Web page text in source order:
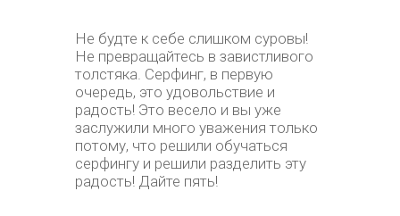
Не будте к себе слишком суровы!
Не превращайтесь в завистливого
толстяка. Серфинг, в первую
очередь, это удовольствие и
радость! Это весело и вы уже
заслужили много уважения только
потому, что решили обучаться
серфингу и решили разделить эту
радость! Дайте пять!